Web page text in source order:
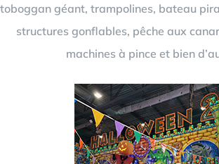
toboggan géant, trampolines, bateau
structures gonflables, pêche aux
machines à pince et bien